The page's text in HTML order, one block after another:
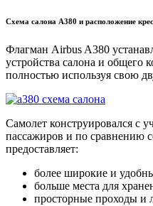
Схема салона А380 и расположение
Флагман Airbus A380
устройства салона и общего
полностью используя свою
Самолет конструировался с
пассажиров и по сравнению
предоставляет:
более широкие и
больше места для
просторные проходы и